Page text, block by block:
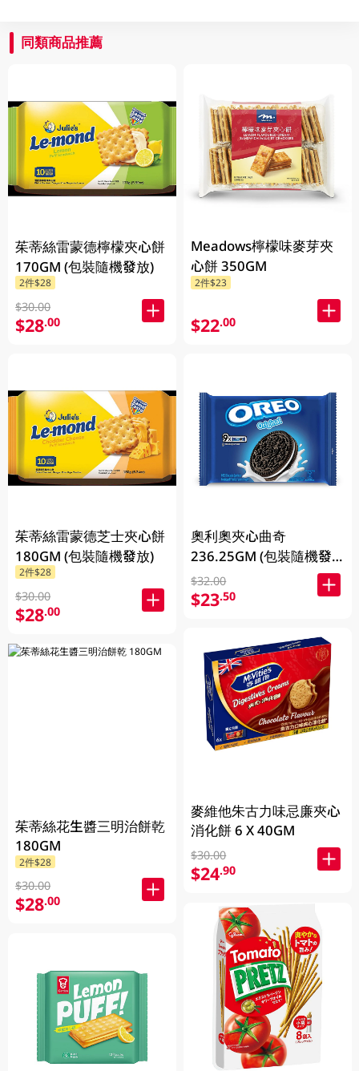
同類商品推薦
茱蒂絲雷蒙德檸檬夾心餅
170GM (包裝隨機發放)
2件$28
$30.00
$28.00
茱蒂絲雷蒙德芝士夾心餅
180GM (包裝隨機發放)
2件$28
$30.00
$28.00
茱蒂絲花生醬三明治餅乾
180GM
2件$28
$30.00
$28.00
Meadows檸檬味麥芽夾
心餅 350GM
2件$23
$22.00
奧利奧夾心曲奇
236.25GM (包裝隨機發
放)
$32.00
$23.50
麥維他朱古力味忌廉夾心
消化餅 6 X 40GM
$30.00
$24.90